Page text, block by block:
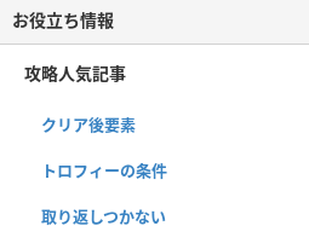
お役立ち情報
攻略人気記事
クリア後要素
トロフィーの条件
取り返しつかない